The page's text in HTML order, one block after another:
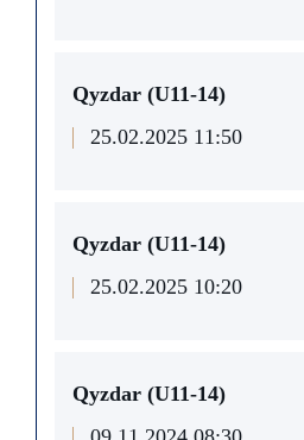
Qyzdar (U11-14)
25.02.2025 11:50
Qyzdar (U11-14)
25.02.2025 10:20
Qyzdar (U11-14)